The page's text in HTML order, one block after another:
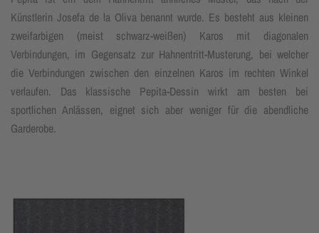
Künstlerin Josefa de la Oliva benannt wurde. Es besteht aus kleinen
zweifarbigen (meist schwarz-weißen) Karos mit diagonalen
Verbindungen, im Gegensatz zur Hahnentritt-Musterung, bei welcher
die Verbindungen zwischen den einzelnen Karos im rechten Winkel
verlaufen. Das klassische Pepita-Dessin wirkt am besten bei
sportlichen Anlässen, eignet sich aber weniger für die abendliche
Garderobe.